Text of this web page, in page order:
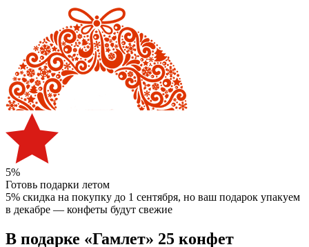
5%
Готовь подарки летом
5% скидка на покупку до 1 сентября, но ваш подарок упакуем
в декабре — конфеты будут свежие
В подарке «Гамлет» 25 конфет